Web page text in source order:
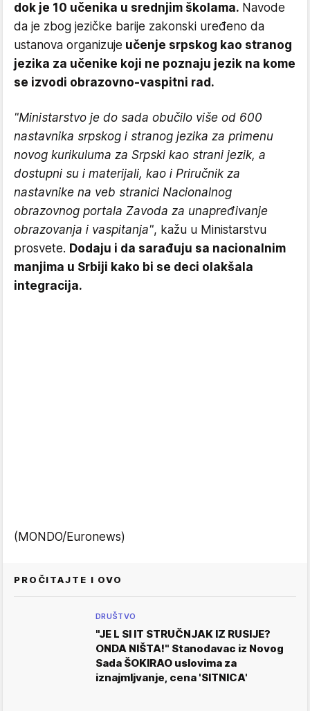
dok je 10 učenika u srednjim školama. Navode
da je zbog jezičke barije zakonski uređeno da
ustanova organizuje učenje srpskog kao stranog
jezika za učenike koji ne poznaju jezik na kome
se izvodi obrazovno-vaspitni rad.
"Ministarstvo je do sada obučilo više od 600
nastavnika srpskog i stranog jezika za primenu
novog kurikuluma za Srpski kao strani jezik, a
dostupni su i materijali, kao i Priručnik za
nastavnike na veb stranici Nacionalnog
obrazovnog portala Zavoda za unapređivanje
obrazovanja i vaspitanja", kažu u Ministarstvu
prosvete. Dodaju i da sarađuju sa nacionalnim
manjima u Srbiji kako bi se deci olakšala
integracija.
(MONDO/Euronews)
PROČITAJTE I OVO
DRUŠTVO
"JE L SI IT STRUČNJAK IZ RUSIJE?
ONDA NIŠTA!" Stanodavac iz Novog
Sada ŠOKIRAO uslovima za
iznajmljvanje, cena 'SITNICA'